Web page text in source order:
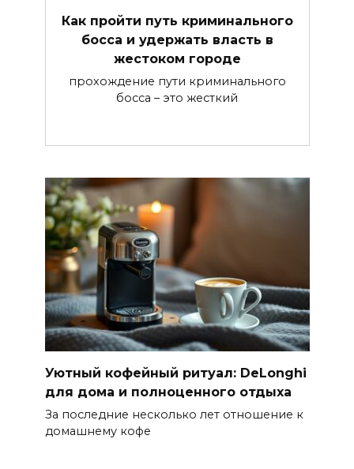
Как пройти путь криминального
босса и удержать власть в
жестоком городе
прохождение пути криминального
босса – это жесткий
Уютный кофейный ритуал: DeLonghi
для дома и полноценного отдыха
За последние несколько лет отношение к
домашнему кофе